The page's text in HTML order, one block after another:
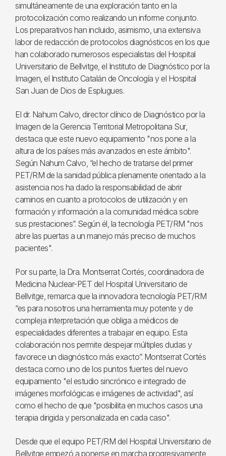
simultáneamente de una exploración tanto en la
protocolización como realizando un informe conjunto.
Los preparativos han incluido, asimismo, una extensiva
labor de redacción de protocolos diagnósticos en los que
han colaborado numerosos especialistas del Hospital
Universitario de Bellvitge, el Instituto de Diagnóstico por la
Imagen, el Instituto Catalán de Oncología y el Hospital
San Juan de Dios de Esplugues.
El dr. Nahum Calvo, director clínico de Diagnóstico por la
Imagen de la Gerencia Territorial Metropolitana Sur,
destaca que este nuevo equipamiento "nos pone a la
altura de los países más avanzados en este ámbito".
Según Nahum Calvo, “el hecho de tratarse del primer
PET/RM de la sanidad pública plenamente orientado a la
asistencia nos ha dado la responsabilidad de abrir
caminos en cuanto a protocolos de utilización y en
formación y información a la comunidad médica sobre
sus prestaciones”. Según él, la tecnología PET/RM "nos
abre las puertas a un manejo más preciso de muchos
pacientes".
Por su parte, la Dra. Montserrat Cortés, coordinadora de
Medicina Nuclear-PET del Hospital Universitario de
Bellvitge, remarca que la innovadora tecnología PET/RM
“es para nosotros una herramienta muy potente y de
compleja interpretación que obliga a médicos de
especialidades diferentes a trabajar en equipo. Esta
colaboración nos permite despejar múltiples dudas y
favorece un diagnóstico más exacto”. Montserrat Cortés
destaca como uno de los puntos fuertes del nuevo
equipamiento "el estudio sincrónico e integrado de
imágenes morfológicas e imágenes de actividad", así
como el hecho de que "posibilita en muchos casos una
terapia dirigida y personalizada en cada caso".
Desde que el equipo PET/RM del Hospital Universitario de
Bellvitge empezó a ponerse en marcha progresivamente